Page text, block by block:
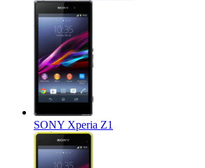
SONY Xperia Z1